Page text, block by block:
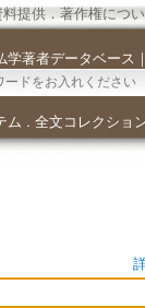
料提供． 著作権につ
学著者データベース ｜
ム ． 全文コレクショ